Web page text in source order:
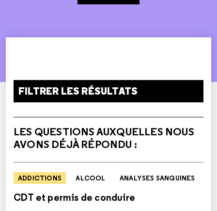
FILTRER LES RÉSULTATS
LES QUESTIONS AUXQUELLES NOUS
AVONS DÉJÀ RÉPONDU :
ADDICTIONS ALCOOL ANALYSES SANGUINES
CDT et permis de conduire